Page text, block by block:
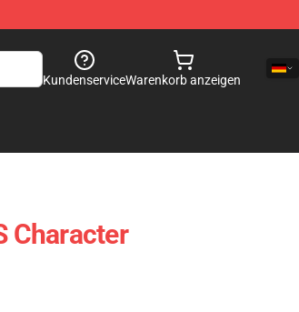
KundenserviceWarenkorb anzeigen
Character